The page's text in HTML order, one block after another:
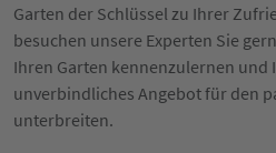
Garten der Schlüssel zu Ihrer
besuchen unsere Experten Sie
Ihren Garten kennenzulernen und
unverbindliches Angebot für den
unterbreiten.